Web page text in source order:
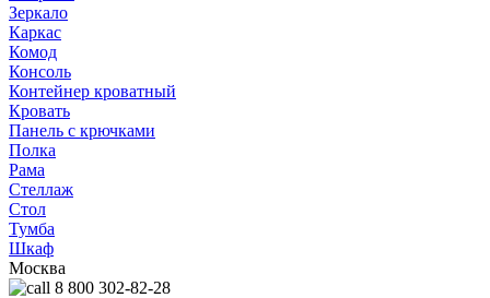
Зеркало
Каркас
Комод
Консоль
Контейнер кроватный
Кровать
Панель с крючками
Полка
Рама
Стеллаж
Стол
Тумба
Шкаф
Москва
8 800 302-82-28